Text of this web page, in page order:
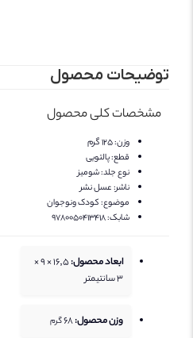
توضیحات محصول
مشخصات کلی محصول
وزن:
قطع:پالتویی
نوع جلد:شومیز
ناشر: عسل نشر
موضوع:کودک ونوجوان
شابک:9780050413418
ابعاد محصول:
16,5 × 9 ×
وزن محصول:68گرم